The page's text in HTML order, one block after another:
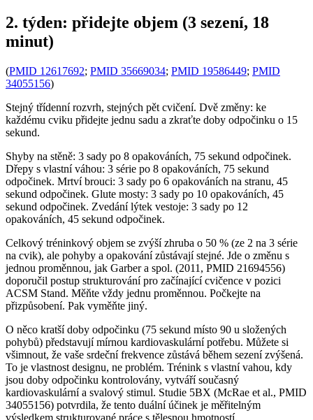
2. týden: přidejte objem (3 sezení, 18
minut)
(PMID 12617692; PMID 35669034; PMID 19586449; PMID
34055156)
Stejný třídenní rozvrh, stejných pět cvičení. Dvě změny: ke
každému cviku přidejte jednu sadu a zkraťte doby odpočinku o 15
sekund.
Shyby na stěně: 3 sady po 8 opakováních, 75 sekund odpočinek.
Dřepy s vlastní váhou: 3 série po 8 opakováních, 75 sekund
odpočinek. Mrtví brouci: 3 sady po 6 opakováních na stranu, 45
sekund odpočinek. Glute mosty: 3 sady po 10 opakováních, 45
sekund odpočinek. Zvedání lýtek vestoje: 3 sady po 12
opakováních, 45 sekund odpočinek.
Celkový tréninkový objem se zvýší zhruba o 50 % (ze 2 na 3 série
na cvik), ale pohyby a opakování zůstávají stejné. Jde o změnu s
jednou proměnnou, jak Garber a spol. (2011, PMID 21694556)
doporučil postup strukturování pro začínající cvičence v pozici
ACSM Stand. Měňte vždy jednu proměnnou. Počkejte na
přizpůsobení. Pak vyměňte jiný.
O něco kratší doby odpočinku (75 sekund místo 90 u složených
pohybů) představují mírnou kardiovaskulární potřebu. Můžete si
všimnout, že vaše srdeční frekvence zůstává během sezení zvýšená.
To je vlastnost designu, ne problém. Trénink s vlastní vahou, kdy
jsou doby odpočinku kontrolovány, vytváří současný
kardiovaskulární a svalový stimul. Studie 5BX (McRae et al., PMID
34055156) potvrdila, že tento duální účinek je měřitelným
výsledkem strukturované práce s tělesnou hmotností.